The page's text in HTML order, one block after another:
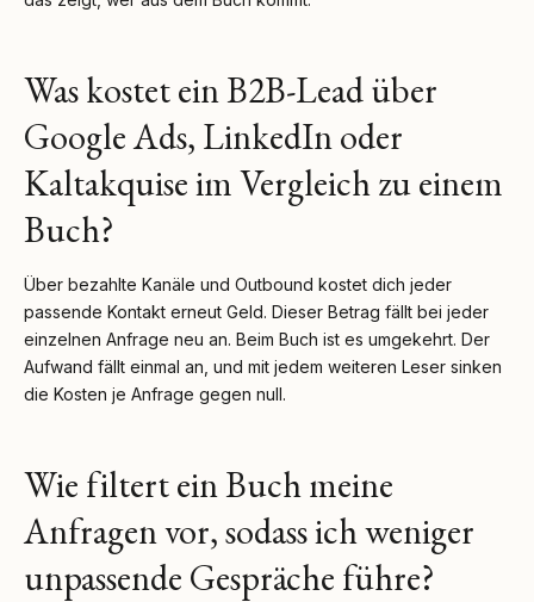
Was kostet ein B2B-Lead über
Google Ads, LinkedIn oder
Kaltakquise im Vergleich zu einem
Buch?
Über bezahlte Kanäle und Outbound kostet dich jeder
passende Kontakt erneut Geld. Dieser Betrag fällt bei jeder
einzelnen Anfrage neu an. Beim Buch ist es umgekehrt. Der
Aufwand fällt einmal an, und mit jedem weiteren Leser sinken
die Kosten je Anfrage gegen null.
Wie filtert ein Buch meine
Anfragen vor, sodass ich weniger
unpassende Gespräche führe?